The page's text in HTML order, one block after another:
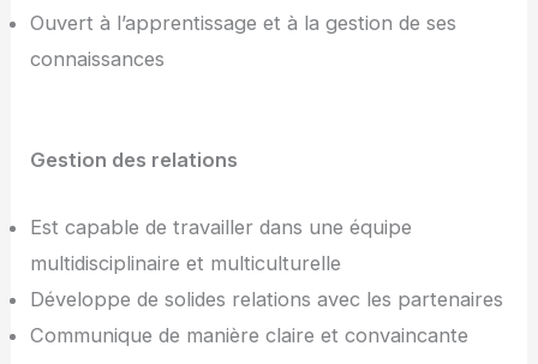
Ouvert à l’apprentissage et à la gestion de ses
connaissances
Gestion des relations
Est capable de travailler dans une équipe
multidisciplinaire et multiculturelle
Développe de solides relations avec les partenaires
Communique de manière claire et convaincante